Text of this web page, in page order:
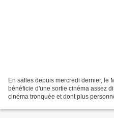
En salles depuis mercredi dernier, le
bénéficie d'une sortie cinéma assez
cinéma tronquée et dont plus